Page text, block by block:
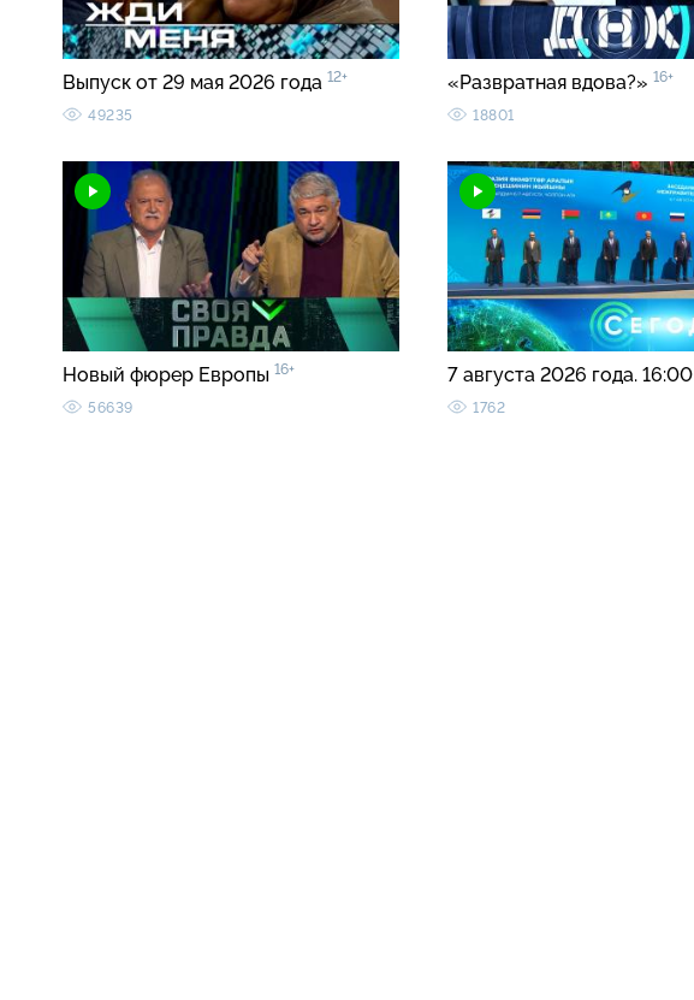
Выпуск от 29 мая 2026 года 12+
49235
«Развратная вдова?» 16+
18801
Новый фюрер Европы 16+
56639
7 августа 2026 года. 16:00
1762